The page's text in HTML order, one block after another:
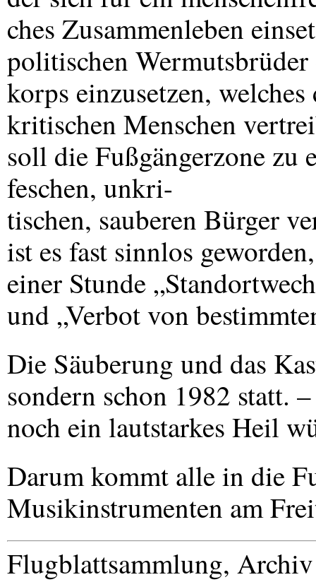
ches Zusammenleben
politischen
korps einzusetzen,
kritischen Menschen
soll die Fußgängerzone zu
feschen, unkri-
tischen, sauberen Bürger
ist es fast sinnlos
einer Stunde
und „Verbot von
Die Säuberung und das
sondern schon 1982 statt.
noch ein lautstarkes Heil
Darum kommt alle in die
Musikinstrumenten am
Flugblattsammlung,